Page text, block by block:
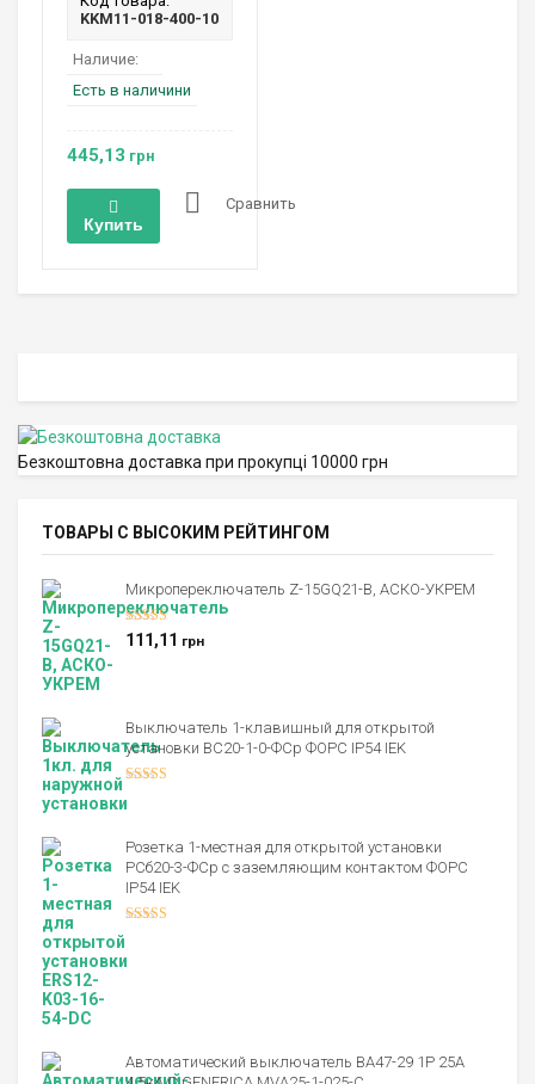
KKM11-018-400-10
Наличие:
Есть в наличини
445,13 грн
Купить
Сравнить
Безкоштовна доставка при прокупці 10000 грн
ТОВАРЫ С ВЫСОКИМ РЕЙТИНГОМ
Микропереключатель Z-15GQ21-B, АСКО-УКРЕМ
Оценка5.00
из 5
111,11 грн
Выключатель 1-клавишный для открытой
установки ВС20-1-0-ФСр ФОРС IP54 IEK
4.00
Розетка 1-местная для открытой установки
РСб20-3-ФСр с заземляющим контактом ФОРС
IP54 IEK
Автоматический выключатель ВА47-29 1Р 25А